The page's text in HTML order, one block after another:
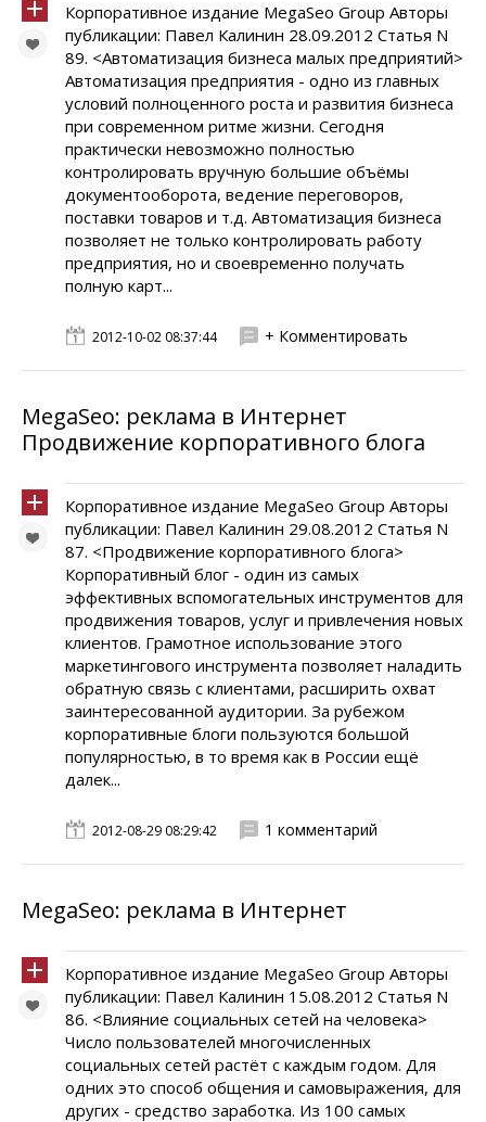
Корпоративное издание MegaSeo Group Авторы
публикации: Павел Калинин 28.09.2012 Статья N
89. <Автоматизация бизнеса малых предприятий>
Автоматизация предприятия - одно из главных
условий полноценного роста и развития бизнеса
при современном ритме жизни. Сегодня
практически невозможно полностью
контролировать вручную большие объёмы
документооборота, ведение переговоров,
поставки товаров и т.д. Автоматизация бизнеса
позволяет не только контролировать работу
предприятия, но и своевременно получать
полную карт...
2012-10-02 08:37:44 + Комментировать
MegaSeo: реклама в Интернет
Продвижение корпоративного блога
Корпоративное издание MegaSeo Group Авторы
публикации: Павел Калинин 29.08.2012 Статья N
87. <Продвижение корпоративного блога>
Корпоративный блог - один из самых
эффективных вспомогательных инструментов для
продвижения товаров, услуг и привлечения новых
клиентов. Грамотное использование этого
маркетингового инструмента позволяет наладить
обратную связь с клиентами, расширить охват
заинтересованной аудитории. За рубежом
корпоративные блоги пользуются большой
популярностью, в то время как в России ещё
далек...
2012-08-29 08:29:42 1 комментарий
MegaSeo: реклама в Интернет
Корпоративное издание MegaSeo Group Авторы
публикации: Павел Калинин 15.08.2012 Статья N
86. <Влияние социальных сетей на человека>
Число пользователей многочисленных
социальных сетей растёт с каждым годом. Для
одних это способ общения и самовыражения, для
других - средство заработка. Из 100 самых